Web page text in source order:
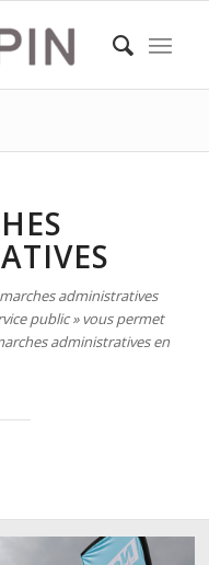
administratives
public » vous permet
administratives en